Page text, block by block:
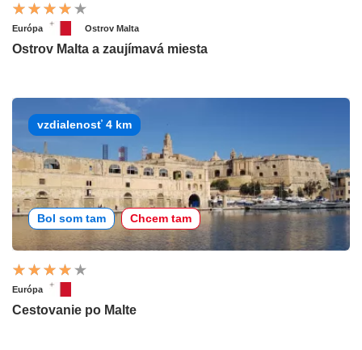
Európa Ostrov Malta
Ostrov Malta a zaujímavá miesta
vzdialenosť 4 km
Bol som tam Chcem tam
Európa
Cestovanie po Malte